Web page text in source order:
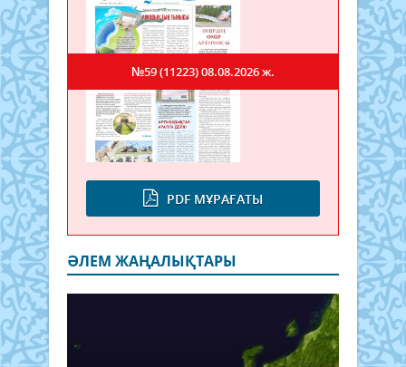
PDF МҰРАҒАТЫ
№59 (11223)08.08.2026 ж.
ӘЛЕМ ЖАҢАЛЫҚТАРЫ